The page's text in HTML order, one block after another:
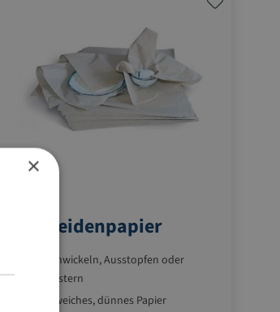
Packseidenpapier
zum Einwickeln, Ausstopfen oder
Auspolstern
grau - weiches, dünnes Papier
×